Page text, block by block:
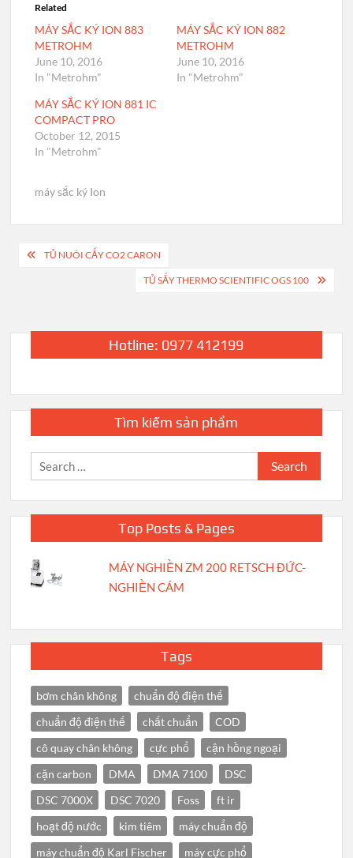
Related
MÁY SẮC KÝ ION 883
METROHM
June 10, 2016
In "Metrohm"
MÁY SẮC KÝ ION 882
METROHM
June 10, 2016
In "Metrohm"
MÁY SẮC KÝ ION 881 IC
COMPACT PRO
October 12, 2015
In "Metrohm"
máy sắc ký Ion
PostTỦ NUÔI CẤY CO2 CARON
TỦ SẤY THERMO SCIENTIFIC OGS 100
Hotline: 0977 412199
Tìm kiếm sản phẩm
Search
for:
Top Posts & Pages
MÁY NGHIỀN ZM 200 RETSCH ĐỨC-
NGHIỀN CÁM
Tags
bơm chân không
chuẩn độ điện thế
chuẩn độ điện thế
chất chuẩn
COD
cô quay chân không
cực phổ
cận hồng ngoại
cặn carbon
DMA DMA 7100
DSC
DSC 7000X
DSC 7020 Foss
ft ir
hoạt độ nước
kim tiêm
máy chuẩn độ
máy chuẩn độ Karl Fischer
máy cực phổ